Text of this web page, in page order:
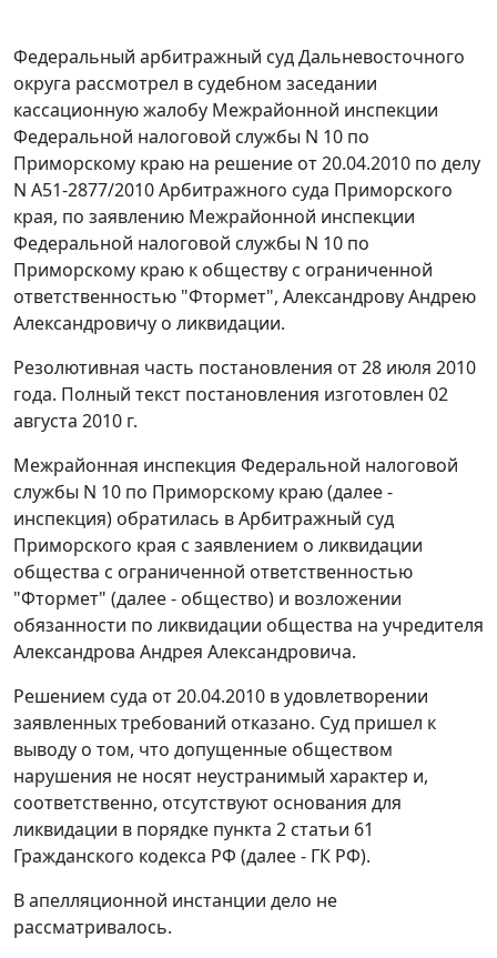
Федеральный арбитражный суд Дальневосточного
округа рассмотрел в судебном заседании
кассационную жалобу Межрайонной инспекции
Федеральной налоговой службы N 10 по
Приморскому краю на решение от 20.04.2010 по делу
N А51-2877/2010 Арбитражного суда Приморского
края, по заявлению Межрайонной инспекции
Федеральной налоговой службы N 10 по
Приморскому краю к обществу с ограниченной
ответственностью "Фтормет", Александрову Андрею
Александровичу о ликвидации.
Резолютивная часть постановления от 28 июля 2010
года. Полный текст постановления изготовлен 02
августа 2010 г.
Межрайонная инспекция Федеральной налоговой
службы N 10 по Приморскому краю (далее -
инспекция) обратилась в Арбитражный суд
Приморского края с заявлением о ликвидации
общества с ограниченной ответственностью
"Фтормет" (далее - общество) и возложении
обязанности по ликвидации общества на учредителя
Александрова Андрея Александровича.
Решением суда от 20.04.2010 в удовлетворении
заявленных требований отказано. Суд пришел к
выводу о том, что допущенные обществом
нарушения не носят неустранимый характер и,
соответственно, отсутствуют основания для
ликвидации в порядке пункта 2 статьи 61
Гражданского кодекса РФ (далее - ГК РФ).
В апелляционной инстанции дело не
рассматривалось.